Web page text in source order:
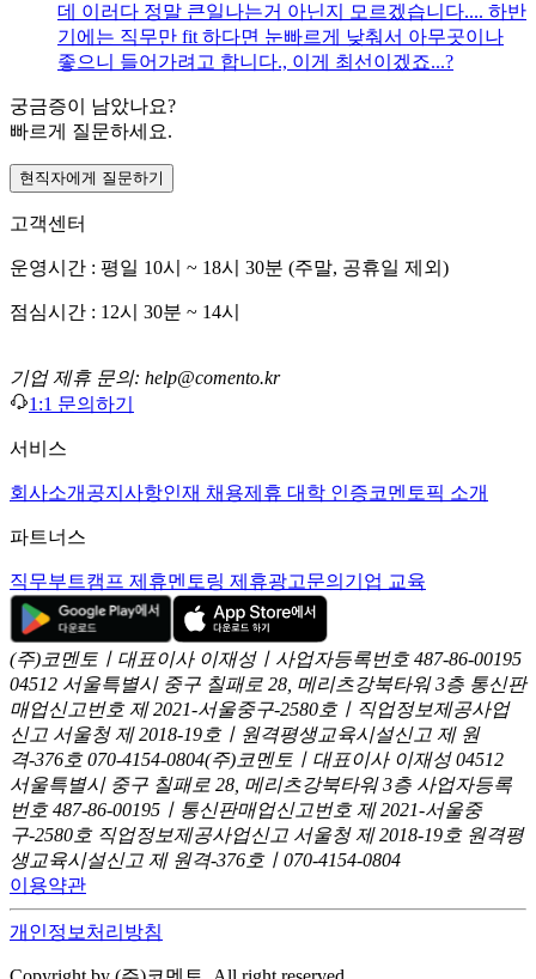
데 이러다 정말 큰일나는거 아닌지 모르겠습니다.... 하반
기에는 직무만 fit 하다면 눈빠르게 낮춰서 아무곳이나
좋으니 들어가려고 합니다., 이게 최선이겠죠...?
궁금증이 남았나요?
빠르게 질문하세요.
현직자에게 질문하기
고객센터
운영시간 : 평일 10시 ~ 18시 30분 (주말, 공휴일 제외)
점심시간 : 12시 30분 ~ 14시
기업 제휴 문의: help@comento.kr
1:1 문의하기
서비스
회사소개 공지사항인재 채용제휴 대학 인증코멘토픽 소개
파트너스
직무부트캠프 제휴멘토링 제휴광고문의 기업 교육
(주)코멘토ㅣ대표이사 이재성ㅣ사업자등록번호 487-86-00195
04512 서울특별시 중구 칠패로 28, 메리츠강북타워 3층 통신판
매업신고번호 제 2021-서울중구-2580호ㅣ직업정보제공사업
신고 서울청 제 2018-19호ㅣ원격평생교육시설신고 제 원
격-376호 070-4154-0804(주)코멘토ㅣ대표이사 이재성 04512
서울특별시 중구 칠패로 28, 메리츠강북타워 3층 사업자등록
번호 487-86-00195ㅣ통신판매업신고번호 제 2021-서울중
구-2580호 직업정보제공사업신고 서울청 제 2018-19호 원격평
생교육시설신고 제 원격-376호ㅣ070-4154-0804
이용약관
개인정보처리방침